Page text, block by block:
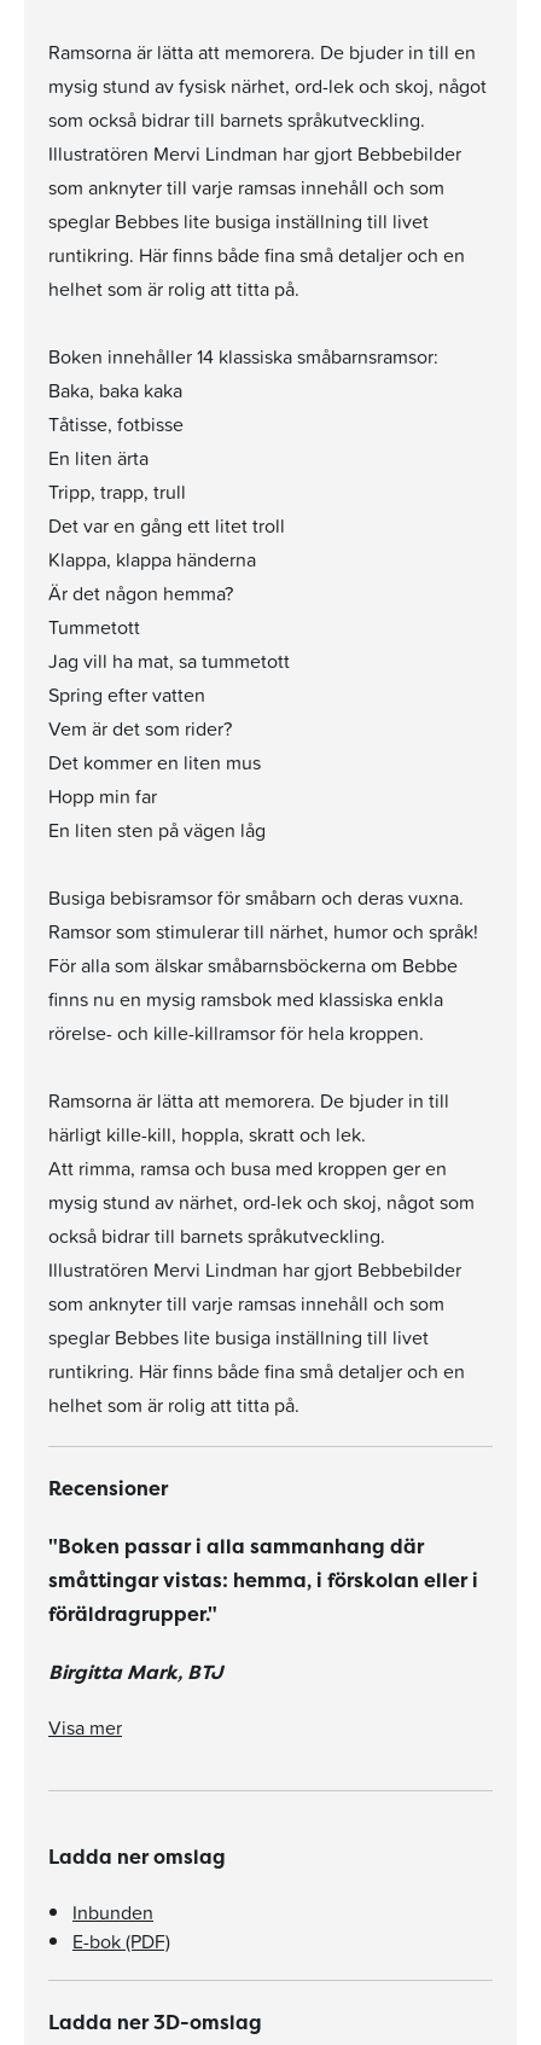
Ramsorna är lätta att memorera. De bjuder in till en
mysig stund av fysisk närhet, ord-lek och skoj, något
som också bidrar till barnets språkutveckling.
Illustratören Mervi Lindman har gjort Bebbebilder
som anknyter till varje ramsas innehåll och som
speglar Bebbes lite busiga inställning till livet
runtikring. Här finns både fina små detaljer och en
helhet som är rolig att titta på.
Boken innehåller 14 klassiska småbarnsramsor:
Baka, baka kaka
Tåtisse, fotbisse
En liten ärta
Tripp, trapp, trull
Det var en gång ett litet troll
Klappa, klappa händerna
Är det någon hemma?
Tummetott
Jag vill ha mat, sa tummetott
Spring efter vatten
Vem är det som rider?
Det kommer en liten mus
Hopp min far
En liten sten på vägen låg
Busiga bebisramsor för småbarn och deras vuxna.
Ramsor som stimulerar till närhet, humor och språk!
För alla som älskar småbarnsböckerna om Bebbe
finns nu en mysig ramsbok med klassiska enkla
rörelse- och kille-killramsor för hela kroppen.
Ramsorna är lätta att memorera. De bjuder in till
härligt kille-kill, hoppla, skratt och lek.
Att rimma, ramsa och busa med kroppen ger en
mysig stund av närhet, ord-lek och skoj, något som
också bidrar till barnets språkutveckling.
Illustratören Mervi Lindman har gjort Bebbebilder
som anknyter till varje ramsas innehåll och som
speglar Bebbes lite busiga inställning till livet
runtikring. Här finns både fina små detaljer och en
helhet som är rolig att titta på.
Recensioner
"Boken passar i alla sammanhang där
småttingar vistas: hemma, i förskolan eller i
föräldragrupper."
Birgitta Mark, BTJ
Visa mer
Ladda ner omslag
Inbunden
E-bok (PDF)
Ladda ner 3D-omslag